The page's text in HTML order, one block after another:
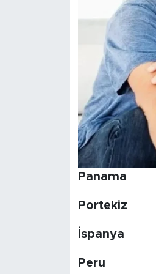
Panama
Portekiz
İspanya
Peru